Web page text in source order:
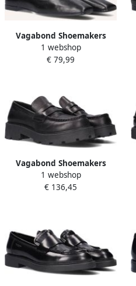
Vagabond Shoemakers
Zwarte leren ballerina Delia
Black Dames
1 webshop
€ 79,99
Vagabond Shoemakers
Cosmo 2.0 Black Loafers
Stijlvolle Platte Schoenen
1 webshop
€ 136,45